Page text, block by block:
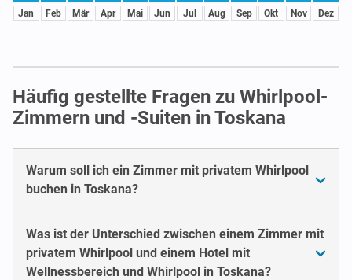
Jan Feb Mär Apr Mai Jun Jul Aug Sep Okt Nov Dez
Häufig gestellte Fragen zu Whirlpool-
Zimmern und -Suiten in Toskana
Warum soll ich ein Zimmer mit privatem Whirlpool
buchen in Toskana?
Was ist der Unterschied zwischen einem Zimmer mit
privatem Whirlpool und einem Hotel mit
Wellnessbereich und Whirlpool in Toskana?